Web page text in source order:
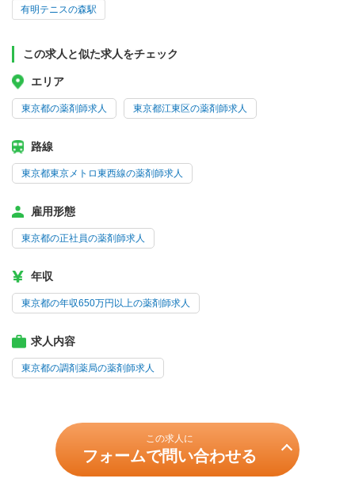
有明テニスの森駅
この求人と似た求人をチェック
エリア
東京都の薬剤師求人 東京都江東区の薬剤師求人
路線
東京都東京メトロ東西線の薬剤師求人
雇用形態
東京都の正社員の薬剤師求人
年収
東京都の年収650万円以上の薬剤師求人
求人内容
東京都の調剤薬局の薬剤師求人
この求人に
フォームで問い合わせる